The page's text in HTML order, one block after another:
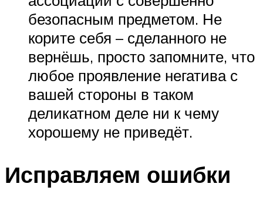
безопасным предметом. Не
корите себя – сделанного не
вернёшь, просто запомните, что
любое проявление негатива с
вашей стороны в таком
деликатном деле ни к чему
хорошему не приведёт.
Исправляем ошибки